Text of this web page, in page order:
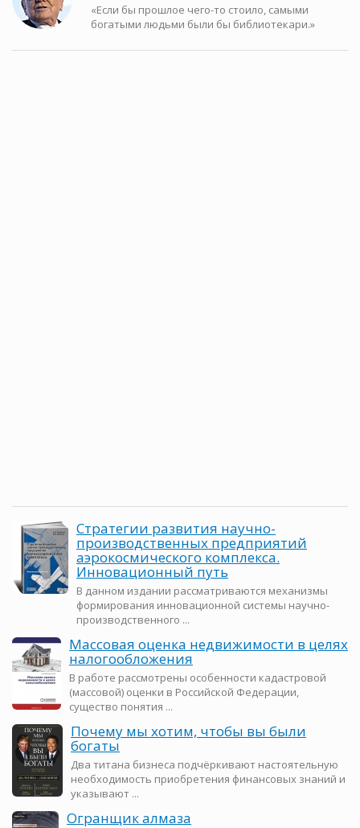
«Если бы прошлое чего-то стоило, самыми
богатыми людьми были бы библиотекари.»
Стратегии развития научно-
производственных предприятий
аэрокосмического комплекса.
Инновационный путь
В данном издании рассматриваются механизмы
формирования инновационной системы научно-
производственного ...
Массовая оценка недвижимости в целях
налогообложения
В работе рассмотрены особенности кадастровой
(массовой) оценки в Российской Федерации,
существо понятия ...
Почему мы хотим, чтобы вы были
богаты
Два титана бизнеса подчёркивают настоятельную
необходимость приобретения финансовых знаний и
указывают ...
Огранщик алмаза